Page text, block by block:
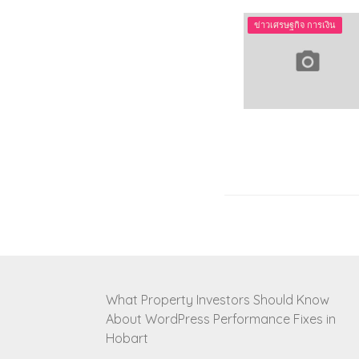
ข่าวเศรษฐกิจ การเงิน
What Property Investors Should Know
About WordPress Performance Fixes in
Hobart